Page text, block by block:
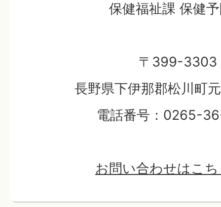
保健福祉課 保健
〒399-3303
長野県下伊那郡松川町
電話番号：0265-
お問い合わせはこ